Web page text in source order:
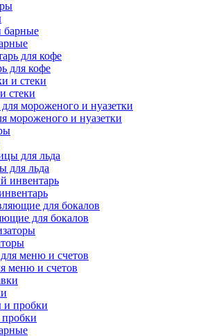
для кофе
стеки
мороженого и нуазетки
для льда
для бокалов
меню и счетов